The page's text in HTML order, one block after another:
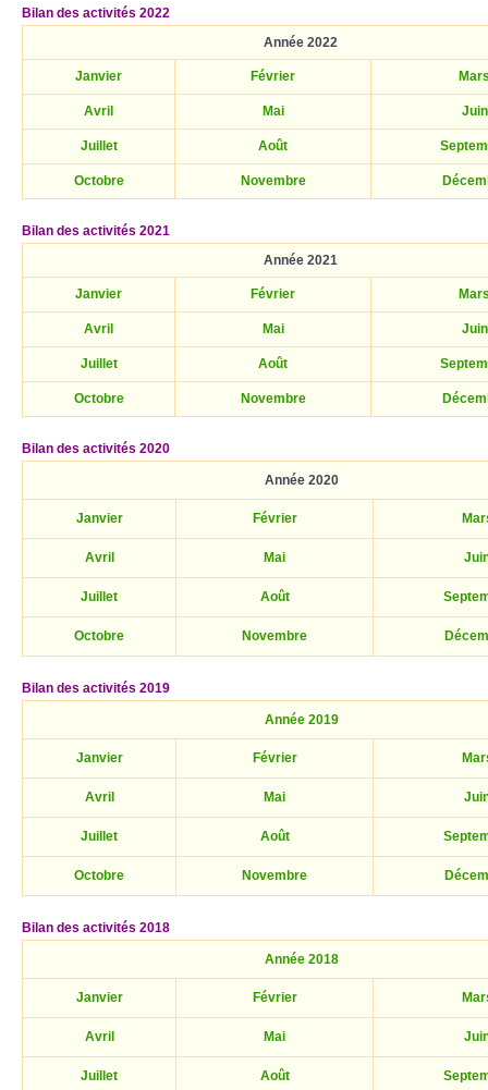
Bilan des activités 2022
Année 2022
Janvier Février
Avril Mai Juin
Juillet Août
Octobre Novembre
Bilan des activités 2021
Année 2021
Janvier Février
Avril Mai Juin
Juillet Août
Octobre Novembre
Bilan des activités 2020
Année 2020
Janvier Février
Avril Mai
Juillet Août
Octobre Novembre
Bilan des activités 2019
Année 2019
Janvier Février
Avril Mai
Juillet Août
Octobre Novembre
Bilan des activités 2018
Année 2018
Janvier Février
Avril Mai
Juillet Août